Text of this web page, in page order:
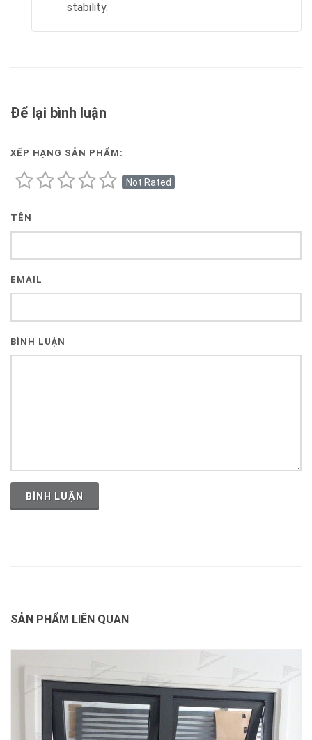
stability.
Để lại bình luận
XẾP HẠNG SẢN PHẨM:
Not Rated
TÊN
EMAIL
BÌNH LUẬN
BÌNH LUẬN
SẢN PHẨM LIÊN QUAN